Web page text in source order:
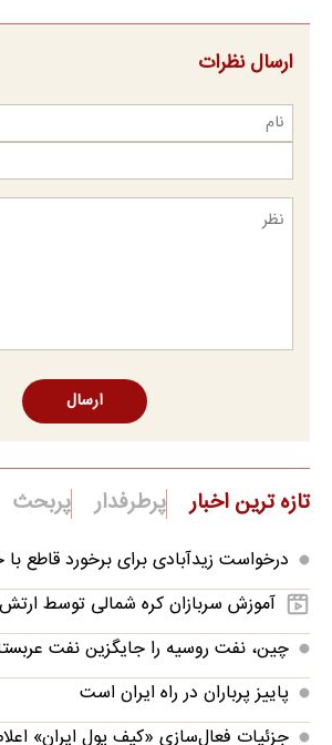
ارسال نظرات
ارسال
تازه ترین اخبار پرطرفدار پربحث
درخواست زیدآبادی برای برخورد قاطع با
آموزش سربازان کره شمالی توسط
چین، نفت روسیه را جایگزین نفت
پاییز پرباران در راه ایران است
جزئیات فعال‌سازی «کیف پول ایران»